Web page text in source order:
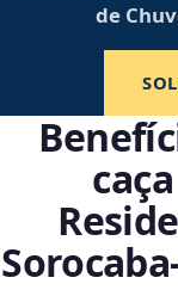
de